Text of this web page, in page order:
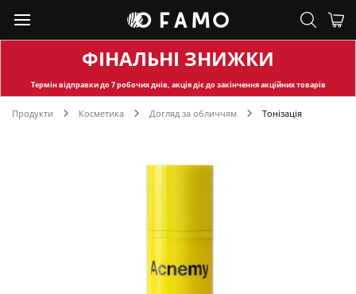
ФІНАЛЬНІ ЗНИЖКИ
Термін відправкидо 7 робочих днів, акція діє до закінчення акційних товарів
Продукти Косметика Догляд за обличчям Тонізація